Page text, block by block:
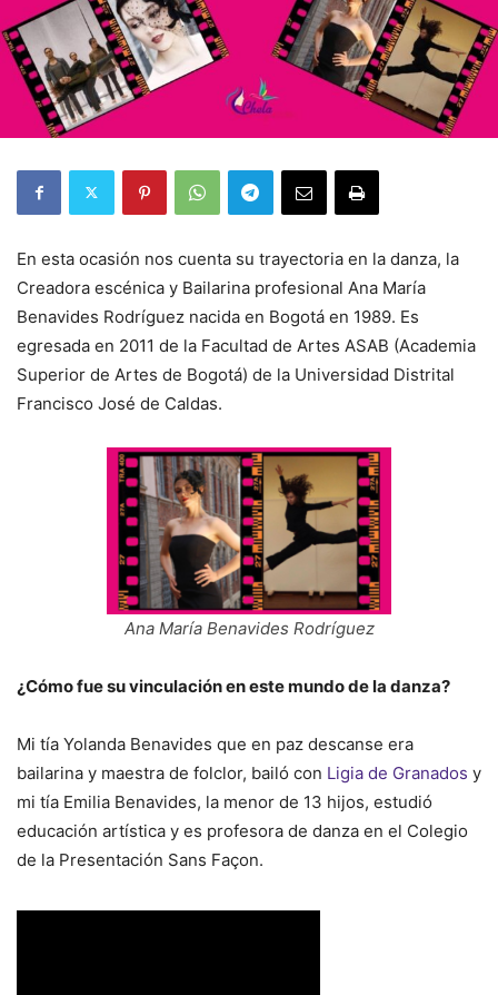
En esta ocasión nos cuenta su trayectoria en la danza, la
Creadora escénica y Bailarina profesional Ana María
Benavides Rodríguez nacida en Bogotá en 1989. Es
egresada en 2011 de la Facultad de Artes ASAB (Academia
Superior de Artes de Bogotá) de la Universidad Distrital
Francisco José de Caldas.
Ana María Benavides Rodríguez
¿Cómo fue su vinculación en este mundo de la danza?
Mi tía Yolanda Benavides que en paz descanse era
bailarina y maestra de folclor, bailó con Ligia de Granados y
mi tía Emilia Benavides, la menor de 13 hijos, estudió
educación artística y es profesora de danza en el Colegio
de la Presentación Sans Façon.